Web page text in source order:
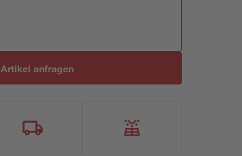
Artikel anfragen